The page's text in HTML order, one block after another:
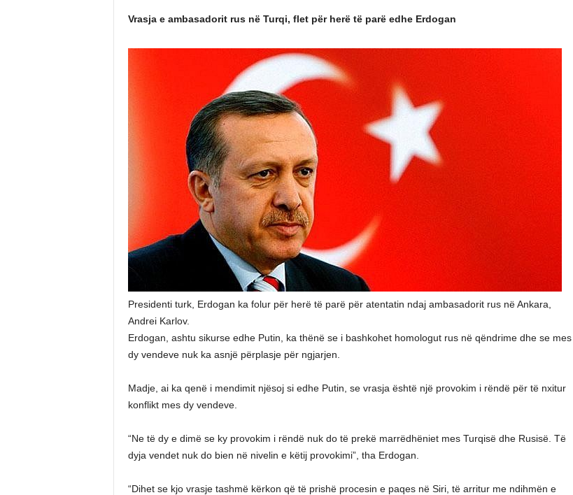
Vrasja e ambasadorit rus në Turqi, flet për herë të parë edhe Erdogan
Presidenti turk, Erdogan ka folur për herë të parë për atentatin ndaj ambasadorit rus në Ankara,
Andrei Karlov.
Erdogan, ashtu sikurse edhe Putin, ka thënë se i bashkohet homologut rus në qëndrime dhe se mes
dy vendeve nuk ka asnjë përplasje për ngjarjen.
Madje, ai ka qenë i mendimit njësoj si edhe Putin, se vrasja është një provokim i rëndë për të nxitur
konflikt mes dy vendeve.
“Ne të dy e dimë se ky provokim i rëndë nuk do të prekë marrëdhëniet mes Turqisë dhe Rusisë. Të
dyja vendet nuk do bien në nivelin e këtij provokimi”, tha Erdogan.
“Dihet se kjo vrasje tashmë kërkon që të prishë procesin e paqes në Siri, të arritur me ndihmën e